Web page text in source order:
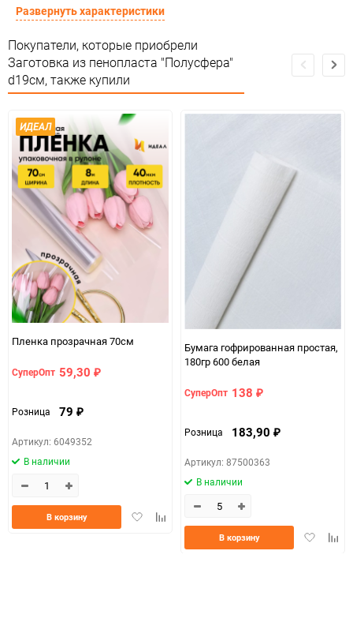
Сертификация
Особые условия
Сухое, проветриваемое
помещение
Минимальное количество
Количество в коробке 16
Единица измерения
Развернуть характеристики
Покупатели, которые приобрели
Заготовка из пенопласта "Полусфера"
d19см, также купили
ИДЕАЛ
Пленка прозрачная 70см
СуперОпт 59,30 ₽
Розница 79 ₽
Артикул: 6049352
В наличии
ДобавитьДобавить
сравнению
В корзину
Бумага гофрированная простая,
180гр 600 белая
СуперОпт 138 ₽
Розница 183,90 ₽
Артикул: 87500363
В наличии
Добавить
В корзину